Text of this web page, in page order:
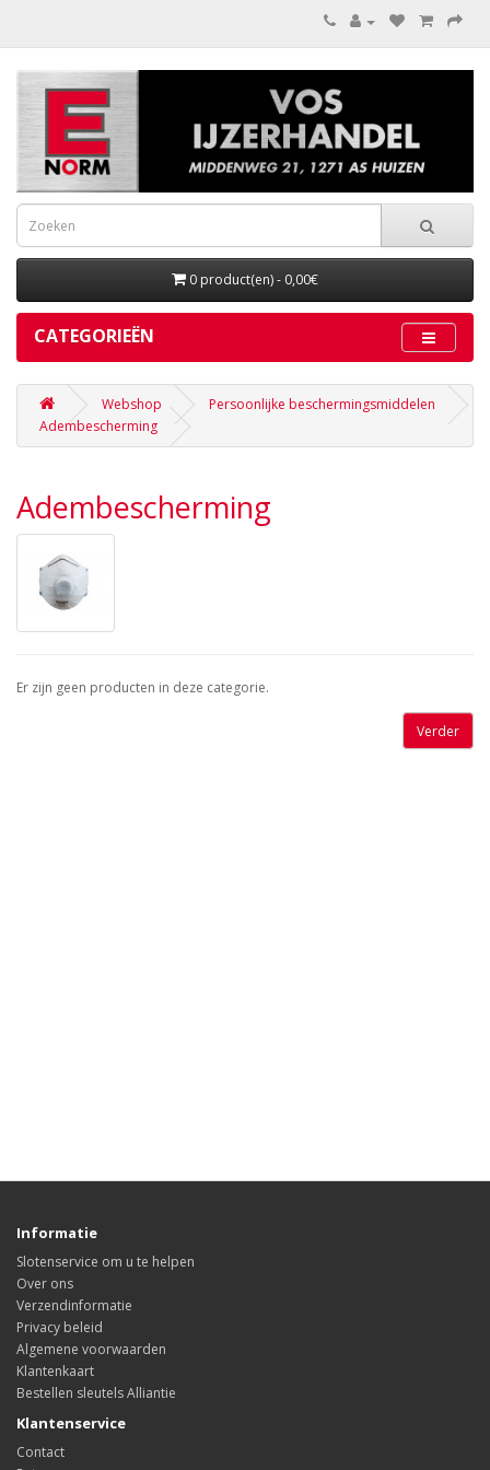
0 product(en) - 0,00€
CATEGORIEËN
Webshop
Persoonlijke beschermingsmiddelen
Adembescherming
Adembescherming
Er zijn geen producten in deze categorie.
Verder
Informatie
Slotenservice om u te helpen
Over ons
Verzendinformatie
Privacy beleid
Algemene voorwaarden
Klantenkaart
Bestellen sleutels Alliantie
Klantenservice
Contact